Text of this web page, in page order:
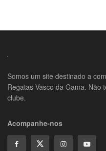
Somos um site destinado a
Regatas Vasco da Gama. Não
clube.
Acompanhe-nos